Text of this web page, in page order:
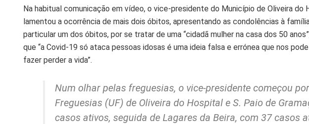
Na habitual comunicação em vídeo, o vice-presidente do Município de Oliveira do
lamentou a ocorrência de mais dois óbitos, apresentando as condolências à
particular um dos óbitos, por se tratar de uma “cidadã mulher na casa dos 50
que “a Covid-19 só ataca pessoas idosas é uma ideia falsa e errónea que nos
fazer perder a vida”.
Num olhar pelas freguesias, o vice-presidente começou
Freguesias (UF) de Oliveira do Hospital e S. Paio de
casos ativos, seguida de Lagares da Beira, com 37 casos